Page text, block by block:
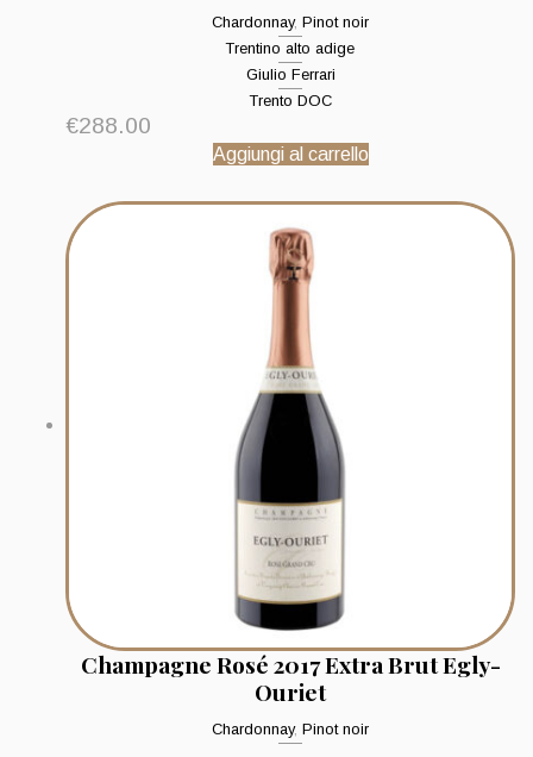
Chardonnay, Pinot noir
Trentino alto adige
Giulio Ferrari
Trento DOC
€288.00
Aggiungi al carrello
Champagne Rosé 2017 Extra Brut Egly-
Ouriet
Chardonnay, Pinot noir